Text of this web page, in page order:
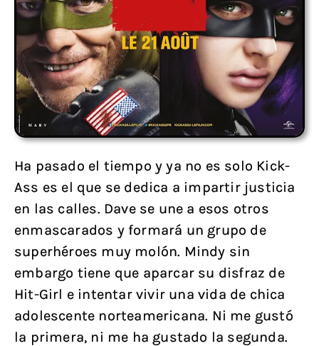
Ha pasado el tiempo y ya no es solo Kick-
Ass es el que se dedica a impartir justicia
en las calles. Dave se une a esos otros
enmascarados y formará un grupo de
superhéroes muy molón. Mindy sin
embargo tiene que aparcar su disfraz de
Hit-Girl e intentar vivir una vida de chica
adolescente norteamericana. Ni me gustó
la primera, ni me ha gustado la segunda.